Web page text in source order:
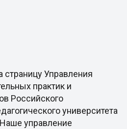
Управления
практик и
Российского
университета
управление